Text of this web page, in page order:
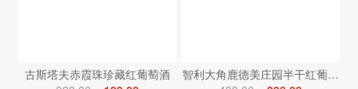
古斯塔夫赤霞珠珍藏红葡萄酒
智利大角鹿德美庄园半干红葡萄酒